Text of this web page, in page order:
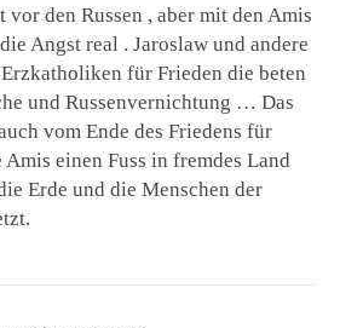
vor den Russen , aber mit den Amis
Angst real . Jaroslaw und andere
für Frieden die beten
und Russenvernichtung … Das
vom Ende des Friedens für
einen Fuss in fremdes Land
Erde und die Menschen der